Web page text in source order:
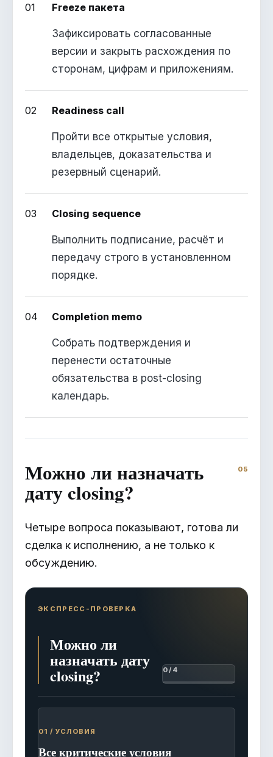
01 Freeze пакета
Зафиксировать согласованные
версии и закрыть расхождения по
сторонам, цифрам и приложениям.
02 Readiness call
Пройти все открытые условия,
владельцев, доказательства и
резервный сценарий.
03 Closing sequence
Выполнить подписание, расчёт и
передачу строго в установленном
порядке.
04 Completion memo
Собрать подтверждения и
перенести остаточные
обязательства в post-closing
календарь.
Можно ли назначать
дату closing?
Четыре вопроса показывают, готова ли
сделка к исполнению, а не только к
обсуждению.
ЭКСПРЕСС-ПРОВЕРКА
Можно ли
назначать дату
closing? 0 / 4
01 / УСЛОВИЯ
Все критические условия